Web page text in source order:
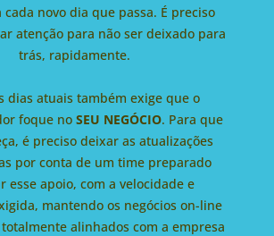
novo dia que passa. É preciso
atenção para não ser deixado para
trás, rapidamente.
dias atuais também exige que o
foque no SEU NEGÓCIO. Para que
é preciso deixar as atualizações
por conta de um time preparado
esse apoio, com a velocidade e
mantendo os negócios on-line
alinhados com a empresa